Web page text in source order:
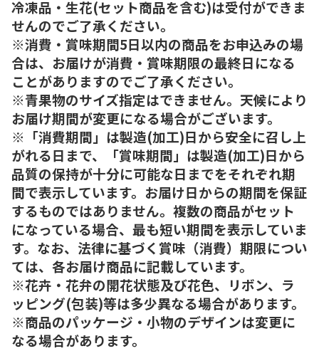
冷凍品・生花(セット商品を含む)は受付ができま
せんのでご了承ください。
※消費・賞味期間5日以内の商品をお申込みの場
合は、お届けが消費・賞味期限の最終日になる
ことがありますのでご了承ください。
※青果物のサイズ指定はできません。天候により
お届け期間が変更になる場合がございます。
※「消費期間」は製造(加工)日から安全に召し上
がれる日まで、「賞味期間」は製造(加工)日から
品質の保持が十分に可能な日までをそれぞれ期
間で表示しています。お届け日からの期間を保証
するものではありません。複数の商品がセット
になっている場合、最も短い期間を表示していま
す。なお、法律に基づく賞味（消費）期限につい
ては、各お届け商品に記載しています。
※花卉・花弁の開花状態及び花色、リボン、ラ
ッピング(包装)等は多少異なる場合があります。
※商品のパッケージ・小物のデザインは変更に
なる場合があります。